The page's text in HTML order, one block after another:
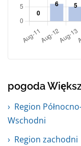
pogoda
Region
Wschodni
Region zachodni